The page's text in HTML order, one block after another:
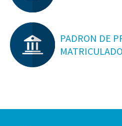
PADRON DE